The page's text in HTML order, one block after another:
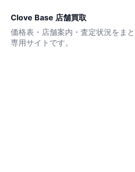
Clove Base 店舗買取
価格表・店舗案内・査定状況をま
専用サイトです。